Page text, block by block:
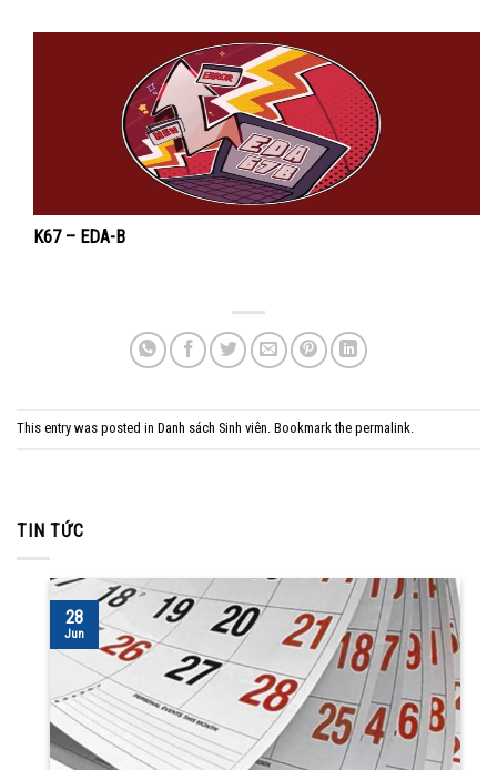
K67 – EDA-B
This entry was posted in Danh sách Sinh viên. Bookmark the permalink.
TIN TỨC
28
Jun